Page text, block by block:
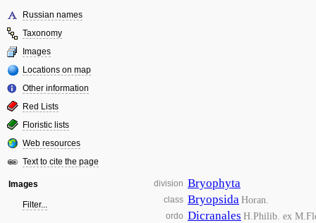
Russian names
Taxonomy
Images
Locations on map
Other information
Red Lists
Floristic lists
Web resources
Text to cite the page
Images
Filter...
division Bryophyta
class BryopsidaHoran.
ordo Dicranales H.Philib. ex